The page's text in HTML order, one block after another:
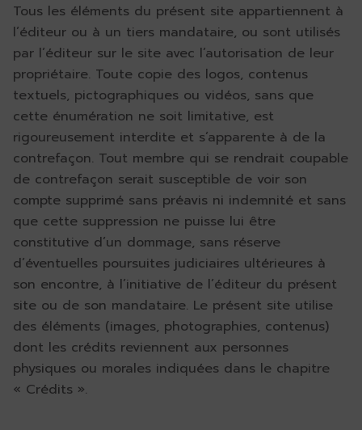
Tous les éléments du présent site appartiennent à
l’éditeur ou à un tiers mandataire, ou sont utilisés
par l’éditeur sur le site avec l’autorisation de leur
propriétaire. Toute copie des logos, contenus
textuels, pictographiques ou vidéos, sans que
cette énumération ne soit limitative, est
rigoureusement interdite et s’apparente à de la
contrefaçon. Tout membre qui se rendrait coupable
de contrefaçon serait susceptible de voir son
compte supprimé sans préavis ni indemnité et sans
que cette suppression ne puisse lui être
constitutive d’un dommage, sans réserve
d’éventuelles poursuites judiciaires ultérieures à
son encontre, à l’initiative de l’éditeur du présent
site ou de son mandataire. Le présent site utilise
des éléments (images, photographies, contenus)
dont les crédits reviennent aux personnes
physiques ou morales indiquées dans le chapitre
« Crédits ».